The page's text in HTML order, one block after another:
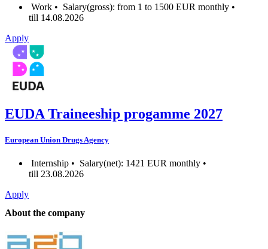
Work • Salary(gross): from 1 to 1500 EUR monthly •
till 14.08.2026
Apply
EUDA Traineeship progamme 2027
European Union Drugs Agency
Internship • Salary(net): 1421 EUR monthly •
till 23.08.2026
Apply
About the company